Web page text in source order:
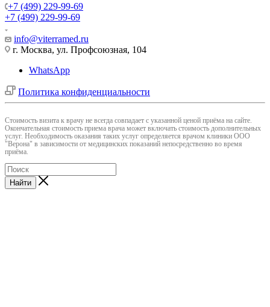
+7 (499) 229-99-69
+7 (499) 229-99-69
info@viterramed.ru
г. Москва, ул. Профсоюзная, 104
WhatsApp
Политика конфиденциальности
Cтоимость визита к врачу не всегда совпадает с указанной ценой приёма на сайте.
Окончательная стоимость приема врача может включать стоимость дополнительных
услуг. Необходимость оказания таких услуг определяется врачом клиники ООО
"Верона" в зависимости от медицинских показаний непосредственно во время
приёма.
Найти